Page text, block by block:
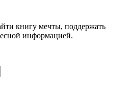
книгу мечты, поддержать
информацией.